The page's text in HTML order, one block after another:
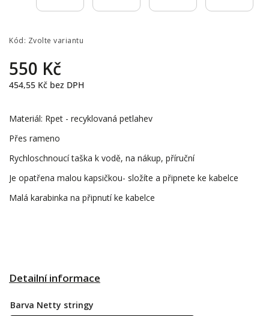
Kód: Zvolte variantu
550 Kč
454,55 Kč bez DPH
Materiál: Rpet - recyklovaná petlahev
Přes rameno
Rychloschnoucí taška k vodě, na nákup, příruční
Je opatřena malou kapsičkou- složíte a připnete ke kabelce
Malá karabinka na připnutí ke kabelce
Detailní informace
Barva Netty stringy